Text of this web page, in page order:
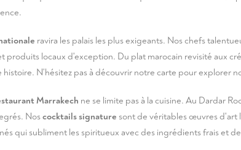
ravira les palais les plus exigeants. Nos chefs
produits locaux d'exception. Du plat marocain revisité aux
N'hésitez pas à découvrir notre carte pour explorer
Marrakech ne se limite pas à la cuisine. Au Dardar
Noscocktails signature sont de véritables œuvres d'art
qui subliment les spiritueux avec des ingrédients frais et